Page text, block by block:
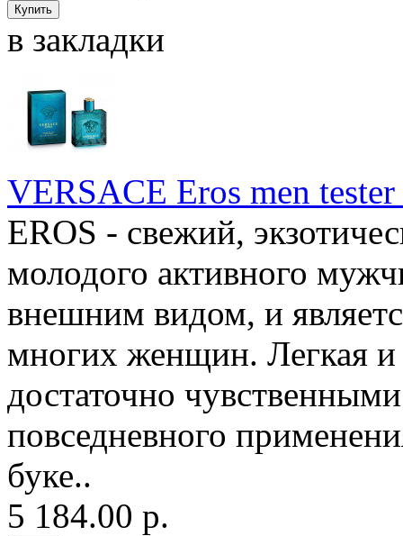
в закладки
VERSACE Eros men
EROS - свежий,
молодого активного
внешним видом, и
многих женщин. Легкая и
достаточно
повседневного
буке..
5 184.00 р.